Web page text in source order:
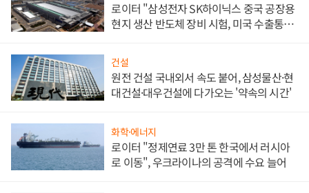
로이터 "삼성전자 SK하이닉스 중국 공장용
현지 생산 반도체 장비 시험, 미국 수출통제
건설
원전 건설 국내외서 속도 붙어, 삼성물산·현
대건설·대우건설에 다가오는 '약속의 시간'
화학·에너지
로이터 "정제연료 3만 톤 한국에서 러시아
로 이동", 우크라이나의 공격에 수요 늘어